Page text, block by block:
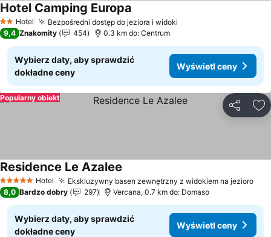
2 Kategoria
Hotel Bezpośredni dostęp do jeziora i widoki
Hotel Camping Europa
9,4 Znakomity 454 0.3 km do: Centrum
Wybierz daty, aby sprawdzić
dokładne ceny
Wyświetl ceny
Popularny obiekt
5 KategoriaHotel Ekskluzywny basen zewnętrzny z widokiem na jezioro
Residence Le Azalee
8,0 Bardzo dobry 297 Vercana, 0.7 km do: Domaso
Wybierz daty, aby sprawdzić
dokładne ceny
Wyświetl ceny